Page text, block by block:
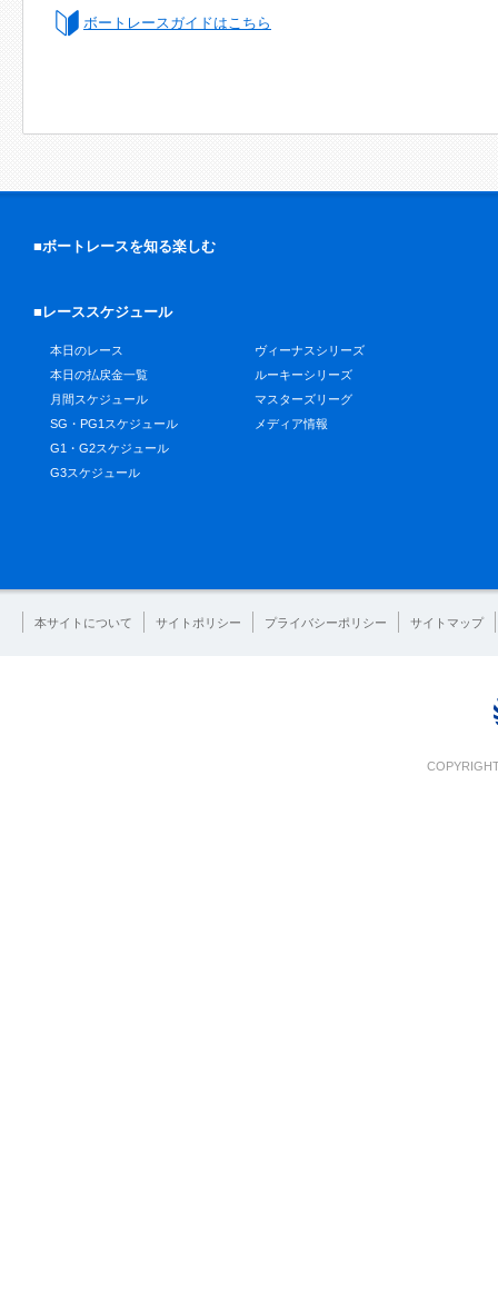
ボートレースガイドはこちら
■ボートレースを知る楽しむ
■レーススケジュール
本日のレース
本日の払戻金一覧
月間スケジュール
SG・PG1スケジュール
G1・G2スケジュール
G3スケジュール
ヴィーナスシリーズ
ルーキーシリーズ
マスターズリーグ
メディア情報
本サイトについて サイトポリシー プライバシーポリシー サイトマップ